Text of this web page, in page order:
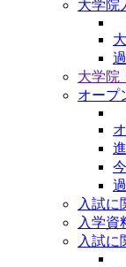
大学院
大学院
オープ
入試に
入学資
入試に